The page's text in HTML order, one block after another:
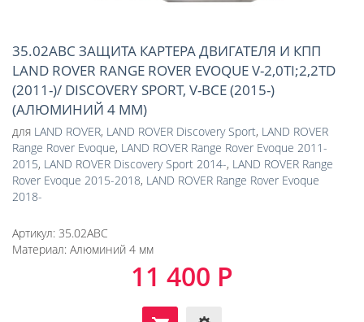
35.02ABC ЗАЩИТА КАРТЕРА ДВИГАТЕЛЯ И КПП
LAND ROVER RANGE ROVER EVOQUE V-2,0TI;2,2TD
(2011-)/ DISCOVERY SPORT, V-ВСЕ (2015-)
(АЛЮМИНИЙ 4 ММ)
для LAND ROVER, LAND ROVER Discovery Sport, LAND ROVER
Range Rover Evoque, LAND ROVER Range Rover Evoque 2011-
2015, LAND ROVER Discovery Sport 2014-, LAND ROVER Range
Rover Evoque 2015-2018, LAND ROVER Range Rover Evoque
2018-
Артикул: 35.02ABC
Материал: Алюминий 4 мм
11 400 Р